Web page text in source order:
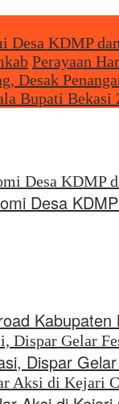
Desa KDMP
Perayaan
Desak
Bupati Bekasi
Desa
Dispar